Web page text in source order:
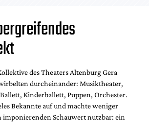
des Theaters Altenburg Gera
durcheinander: Musiktheater,
Kinderballett, Puppen, Orchester.
Bekannte auf und machte weniger
imponierenden Schauwert nutzbar: ein